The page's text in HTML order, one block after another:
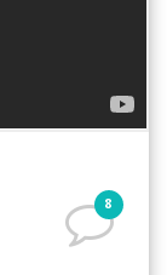
8